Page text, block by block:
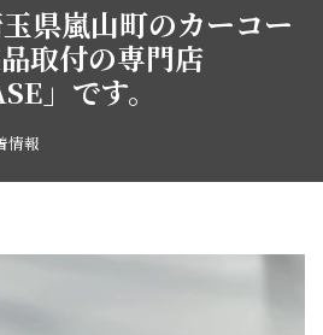
県嵐山町のカーコー
取付の専門店
」です。
情報